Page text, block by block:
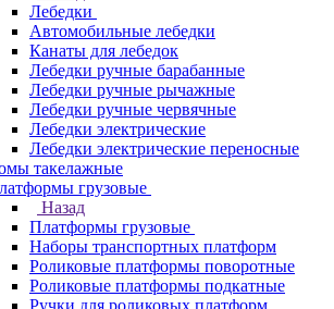
Лебедки
Автомобильные лебедки
Канаты для лебедок
Лебедки ручные барабанные
Лебедки ручные рычажные
Лебедки ручные червячные
Лебедки электрические
Лебедки электрические переносные
такелажные
грузовые
Назад
Платформы грузовые
Наборы транспортных платформ
Роликовые платформы поворотные
Роликовые платформы подкатные
Ручки для роликовых платформ